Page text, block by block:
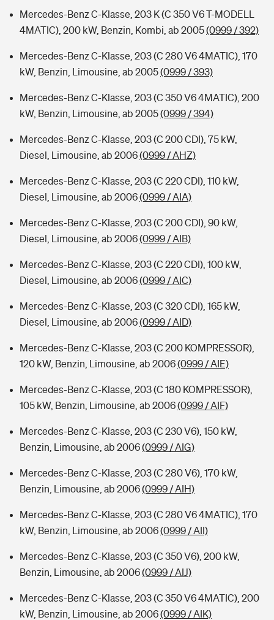
Mercedes-Benz C-Klasse, 203 K (C 350 V6 T-MODELL
4MATIC), 200 kW, Benzin, Kombi, ab 2005(0999 / 392)
Mercedes-Benz C-Klasse, 203 (C 280 V6 4MATIC), 170
kW, Benzin, Limousine, ab 2005(0999 / 393)
Mercedes-Benz C-Klasse, 203 (C 350 V6 4MATIC), 200
kW, Benzin, Limousine, ab 2005(0999 / 394)
Mercedes-Benz C-Klasse, 203 (C 200 CDI), 75 kW,
Diesel, Limousine, ab 2006(0999 / AHZ)
Mercedes-Benz C-Klasse, 203 (C 220 CDI), 110 kW,
Diesel, Limousine, ab 2006(0999 / AIA)
Mercedes-Benz C-Klasse, 203 (C 200 CDI), 90 kW,
Diesel, Limousine, ab 2006(0999 / AIB)
Mercedes-Benz C-Klasse, 203 (C 220 CDI), 100 kW,
Diesel, Limousine, ab 2006(0999 / AIC)
Mercedes-Benz C-Klasse, 203 (C 320 CDI), 165 kW,
Diesel, Limousine, ab 2006(0999 / AID)
Mercedes-Benz C-Klasse, 203 (C 200 KOMPRESSOR),
120 kW, Benzin, Limousine, ab 2006(0999 / AIE)
Mercedes-Benz C-Klasse, 203 (C 180 KOMPRESSOR),
105 kW, Benzin, Limousine, ab 2006(0999 / AIF)
Mercedes-Benz C-Klasse, 203 (C 230 V6), 150 kW,
Benzin, Limousine, ab 2006(0999 / AIG)
Mercedes-Benz C-Klasse, 203 (C 280 V6), 170 kW,
Benzin, Limousine, ab 2006(0999 / AIH)
Mercedes-Benz C-Klasse, 203 (C 280 V6 4MATIC), 170
kW, Benzin, Limousine, ab 2006(0999 / AII)
Mercedes-Benz C-Klasse, 203 (C 350 V6), 200 kW,
Benzin, Limousine, ab 2006(0999 / AIJ)
Mercedes-Benz C-Klasse, 203 (C 350 V6 4MATIC), 200
kW, Benzin, Limousine, ab 2006(0999 / AIK)